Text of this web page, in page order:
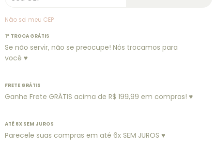
Não sei meu CEP
1º TROCA GRÁTIS
Se não servir, não se preocupe! Nós trocamos para
você ♥
FRETE GRÁTIS
Ganhe Frete GRÁTIS acima de R$ 199,99 em compras! ♥
ATÉ 6X SEM JUROS
Parecele suas compras em até 6x SEM JUROS ♥